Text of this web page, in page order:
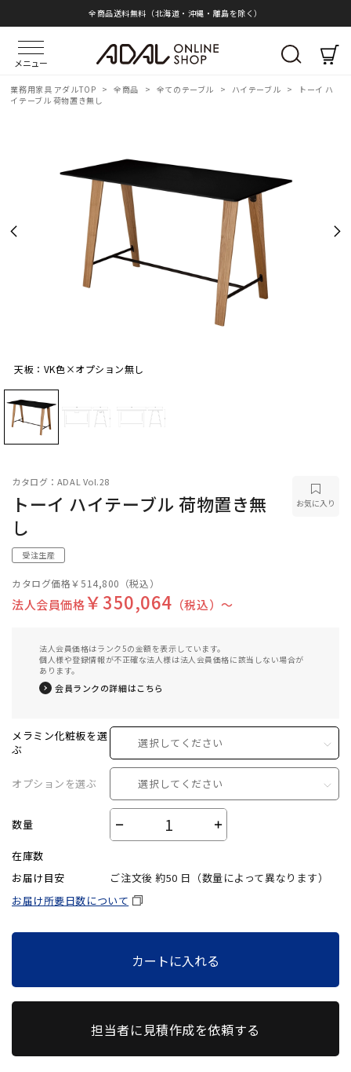
全商品送料無料（北海道・沖縄・離島を除く）
メニュー
業務用家具 アダルTOP > 全商品 > 全てのテーブル > ハイテーブル >
トーイ ハ
イテーブル 荷物置き無し
天板：VK色×オプション無し
天板：VK色×オプション無し
カタログ：ADAL Vol.28
トーイ ハイテーブル 荷物置き無
し
お気に入り
受注生産
カタログ価格￥514,800 （税込）
法人会員価格￥350,064 （税込）〜
法人会員価格はランク5の金額を表示しています。
個人様や登録情報が不正確な法人様は法人会員価格に該当しない場合が
あります。
会員ランクの詳細はこちら
メラミン化粧板を選
ぶ
選択してください
オプションを選ぶ 選択してください
数量 － ＋
在庫数
お届け目安
ご注文後 約50 日（数量によって異なります）
お届け所要日数について
カートに入れる
担当者に見積作成を依頼する